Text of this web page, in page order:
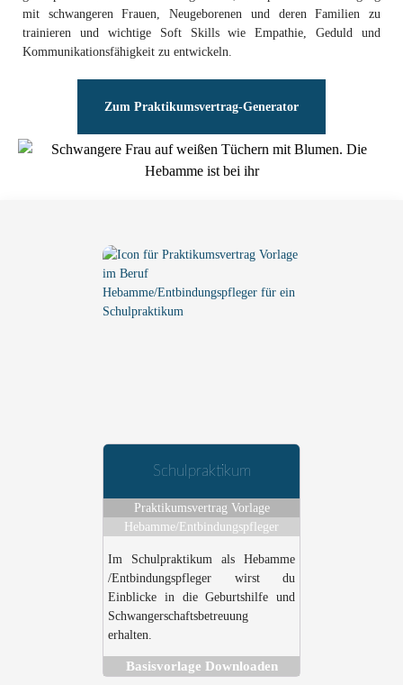
mit schwangeren Frauen, Neugeborenen und deren Familien zu
trainieren und wichtige Soft Skills wie Empathie, Geduld und
Kommunikationsfähigkeit zu entwickeln.
Zum Praktikumsvertrag-Generator
Schulpraktikum
Praktikumsvertrag Vorlage
Hebamme/Entbindungspfleger
Im Schulpraktikum als Hebamme
/Entbindungspfleger wirst du
Einblicke in die Geburtshilfe und
Schwangerschaftsbetreuung
erhalten.
Basisvorlage Downloaden